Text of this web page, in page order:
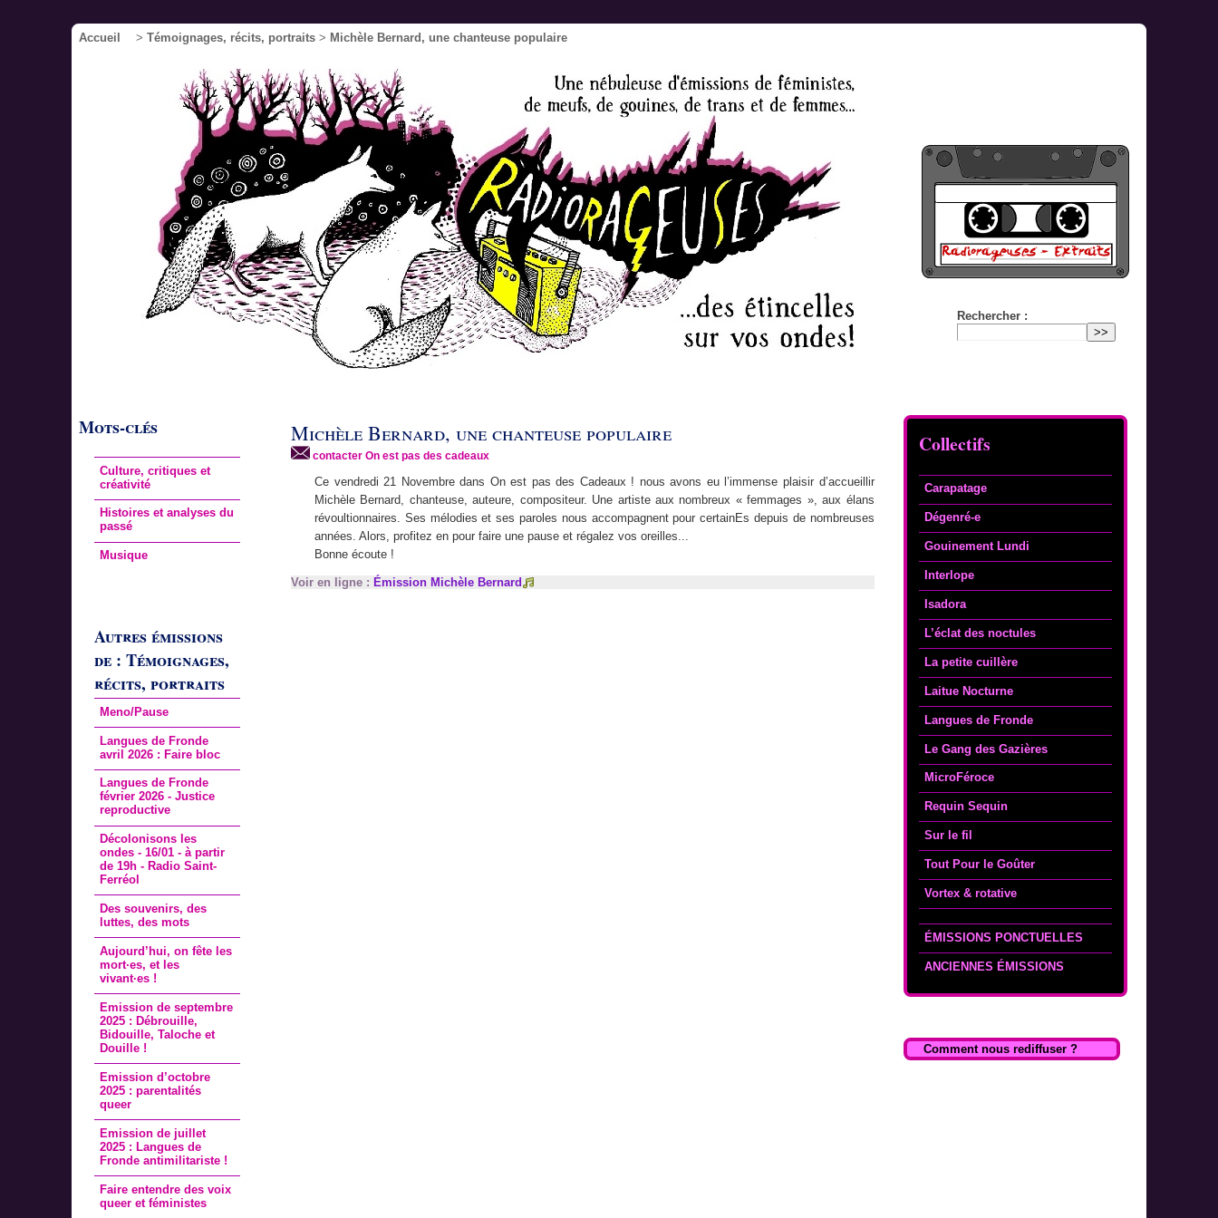
Accueil > Témoignages, récits, portraits > Michèle Bernard, une chanteuse populaire
Rechercher :
Collectifs
Carapatage
Dégenré-e
Gouinement Lundi
Interlope
Isadora
L’éclat des noctules
La petite cuillère
Laitue Nocturne
Langues de Fronde
Le Gang des Gazières
MicroFéroce
Requin Sequin
Sur le fil
Tout Pour le Goûter
Vortex & rotative
ÉMISSIONS PONCTUELLES
ANCIENNES ÉMISSIONS
Comment nous rediffuser ?
Mots-clés
Culture, critiques et
créativité
Histoires et analyses du
passé
Musique
Autres émissions
de : Témoignages,
récits, portraits
Meno/Pause
Langues de Fronde
avril 2026 : Faire bloc
Langues de Fronde
février 2026 - Justice
reproductive
Décolonisons les
ondes - 16/01 - à partir
de 19h - Radio Saint-
Ferréol
Des souvenirs, des
luttes, des mots
Aujourd’hui, on fête les
mort·es, et les
vivant·es !
Emission de septembre
2025 : Débrouille,
Bidouille, Taloche et
Douille !
Emission d’octobre
2025 : parentalités
queer
Emission de juillet
2025 : Langues de
Fronde antimilitariste !
Faire entendre des voix
queer et féministes
Michèle Bernard, une chanteuse populaire
contacter On est pas des cadeaux
Ce vendredi 21 Novembre dans On est pas des Cadeaux ! nous avons eu l’immense plaisir d’accueillir
Michèle Bernard, chanteuse, auteure, compositeur. Une artiste aux nombreux « femmages », aux élans
révoultionnaires. Ses mélodies et ses paroles nous accompagnent pour certainEs depuis de nombreuses
années. Alors, profitez en pour faire une pause et régalez vos oreilles...
Bonne écoute !
Voir en ligne : Émission Michèle Bernard